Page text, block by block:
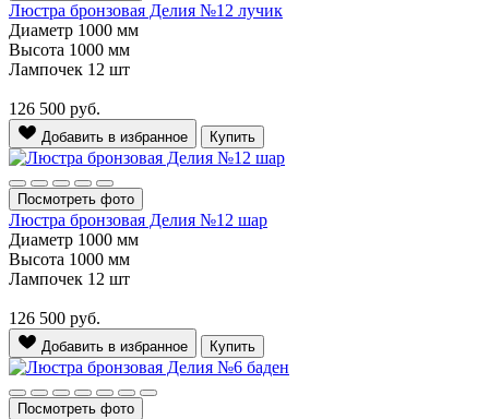
Люстра бронзовая Делия №12 лучик
Диаметр 1000 мм
Высота 1000 мм
Лампочек 12 шт
126 500 руб.
Добавить в избранное Купить
Посмотреть фото
Люстра бронзовая Делия №12 шар
Диаметр 1000 мм
Высота 1000 мм
Лампочек 12 шт
126 500 руб.
Добавить в избранное Купить
Посмотреть фото